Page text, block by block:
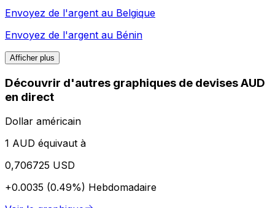
Envoyez de l'argent au Belgique
Envoyez de l'argent au Bénin
Afficher plus
Découvrir d'autres graphiques de devises AUD
en direct
Dollar américain
1 AUD équivaut à
0,706725 USD
+0.0035 (0.49%) Hebdomadaire